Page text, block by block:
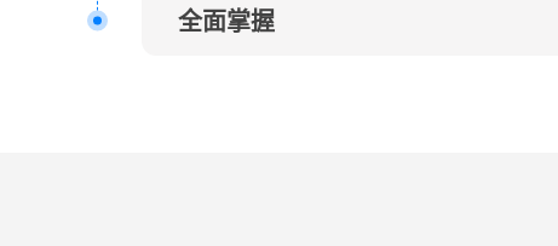
全面掌握